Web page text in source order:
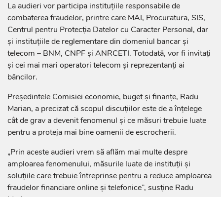
La audieri vor participa instituțiile responsabile de
combaterea fraudelor, printre care MAI, Procuratura, SIS,
Centrul pentru Protecția Datelor cu Caracter Personal, dar
și instituțiile de reglementare din domeniul bancar și
telecom – BNM, CNPF și ANRCETI. Totodată, vor fi invitați
și cei mai mari operatori telecom și reprezentanți ai
băncilor.
Președintele Comisiei economie, buget și finanțe, Radu
Marian, a precizat că scopul discuțiilor este de a înțelege
cât de grav a devenit fenomenul și ce măsuri trebuie luate
pentru a proteja mai bine oamenii de escrocherii.
„Prin aceste audieri vrem să aflăm mai multe despre
amploarea fenomenului, măsurile luate de instituții și
soluțiile care trebuie întreprinse pentru a reduce amploarea
fraudelor financiare online și telefonice”, susține Radu